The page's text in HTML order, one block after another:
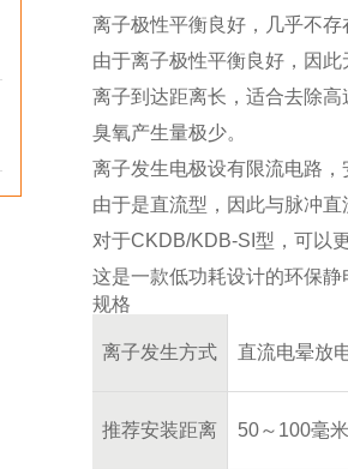
离子极性平衡良好，几乎不存
由于离子极性平衡良好，因
离子到达距离长，适合去除高
臭氧产生量极少。
离子发生电极设有限流电路，
由于是直流型，因此与脉冲直
对于CKDB/KDB-SI型，可以
这是一款低功耗设计的环保静
规格
离子发生方式 直流电晕放
推荐安装距离 50～100毫米